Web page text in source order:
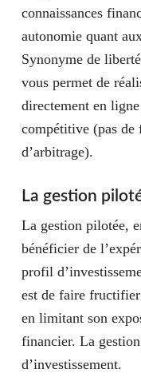
connaissances
autonomie quant
Synonyme de
vous permet de
directement en
compétitive (pas de
d’arbitrage).
La gestion
La gestion pilotée,
bénéficier de
profil
est de faire
en limitant son
financier. La
d’investissement.